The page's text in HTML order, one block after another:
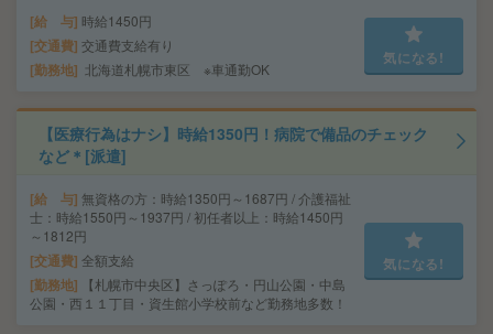
給 与 時給1450円
交通費 交通費支給有り
勤務地 北海道札幌市東区 ※車通勤OK
気になる!
【医療行為はナシ】時給1350円！病院で備品のチェック
など＊[派遣]
給 与 無資格の方：時給1350円～1687円 / 介護福祉
士：時給1550円～1937円 / 初任者以上：時給1450円
～1812円
交通費 全額支給
勤務地
【札幌市中央区】さっぽろ・円山公園・中島
公園・西１１丁目・資生館小学校前など勤務地多数！
気になる!